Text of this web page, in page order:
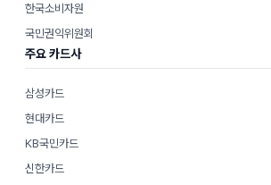
한국소비자원
국민권익위원회
주요 카드사
삼성카드
현대카드
KB국민카드
신한카드